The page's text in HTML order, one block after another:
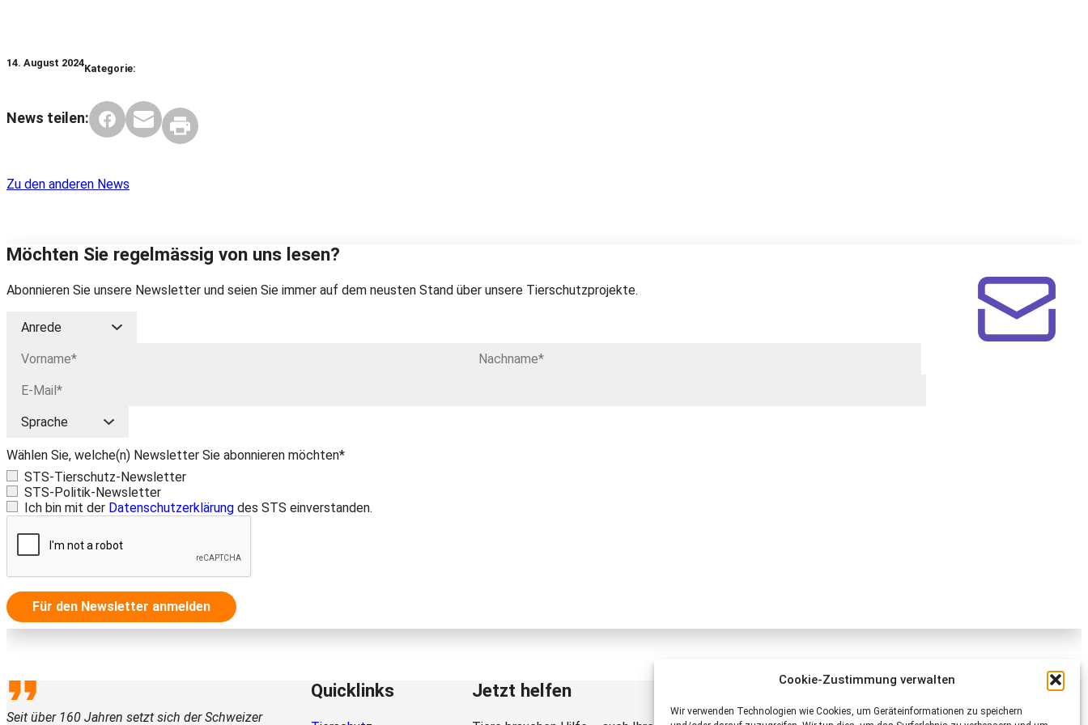
Cookie-Zustimmung verwalten
Wir verwenden Technologien wie Cookies, um Geräteinformationen zu speichern
14. August 2024Kategorie:
News teilen:
Zu den anderen News
Möchten Sie regelmässig von uns lesen?
Abonnieren Sie unsere Newsletter und seien Sie immer auf dem neusten Stand über unsere Tierschutzprojekte.
Wählen Sie, welche(n) Newsletter Sie abonnieren möchten*
STS-Tierschutz-Newsletter
STS-Politik-Newsletter
Ich bin mit der Datenschutzerklärung des STS einverstanden.
Für den Newsletter anmelden
Seit über 160 Jahren setzt sich der Schweizer
Quicklinks Jetzt helfen Schweizer Tierschutz STS